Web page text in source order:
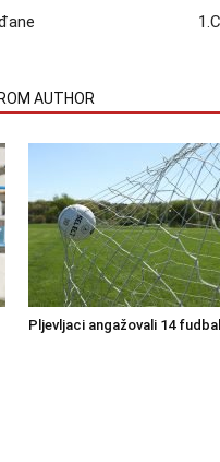
AUTHOR
Pljevljaci angažovali 14